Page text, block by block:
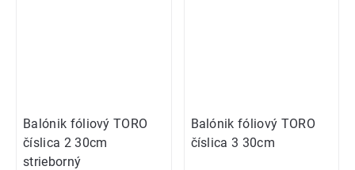
Balónik fóliový TORO
číslica 2 30cm
strieborný
Balónik fóliový TORO
číslica 3 30cm